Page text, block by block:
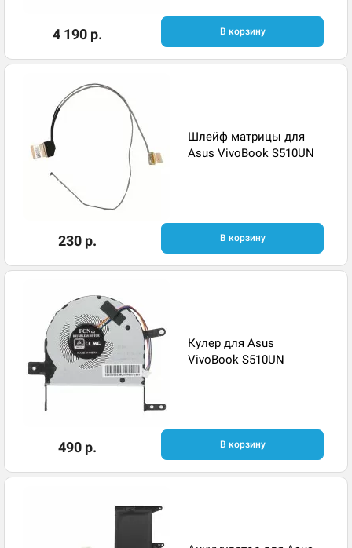
4 190 р. В корзину
Шлейф матрицы для
Asus VivoBook S510UN
230 р. В корзину
Кулер для Asus
VivoBook S510UN
490 р. В корзину